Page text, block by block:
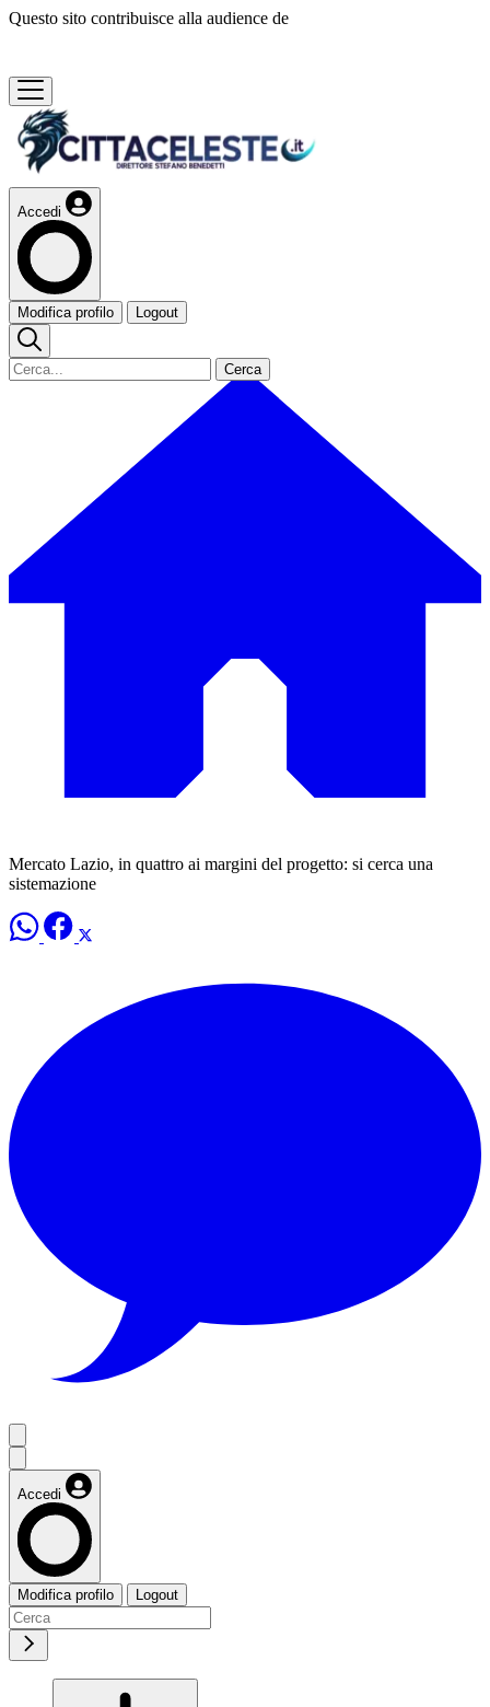
Questo sito contribuisce alla audience de
Accedi
Modifica profilo Logout
Cerca
Mercato Lazio, in quattro ai margini del progetto: si cerca una
sistemazione
Accedi
Modifica profilo Logout